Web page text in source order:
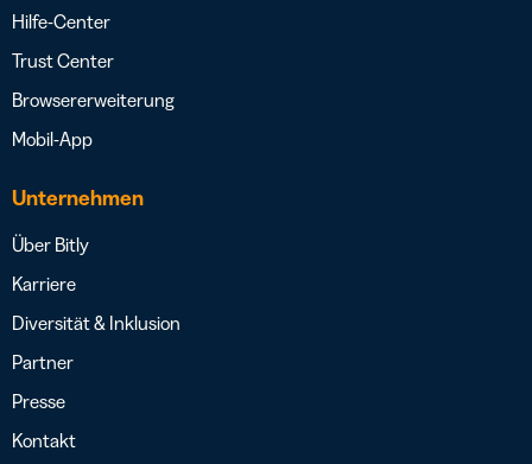
Hilfe-Center
Trust Center
Browsererweiterung
Mobil-App
Unternehmen
Über Bitly
Karriere
Diversität & Inklusion
Partner
Presse
Kontakt